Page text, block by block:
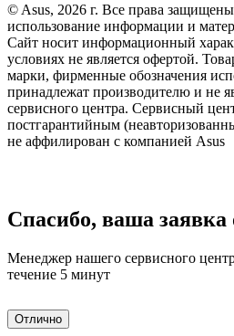
© Asus, 2026 г. Все права
использование информации и
Сайт носит информационный
условиях не является офертой.
марки, фирменные обозначения
принадлежат производителю и не
сервисного центра. Сервисный
постгарантийным
не аффилирован с компанией Asus
Спасибо, ваша заявка
Менеджер нашего сервисного
течение 5 минут
Отлично